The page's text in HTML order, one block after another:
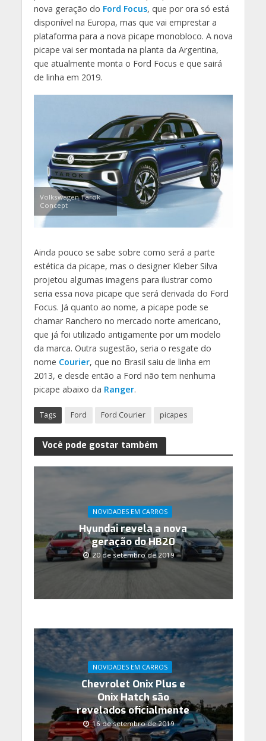
nova geração do Ford Focus, que por ora só está
disponível na Europa, mas que vai emprestar a
plataforma para a nova picape monobloco. A nova
picape vai ser montada na planta da Argentina,
que atualmente monta o Ford Focus e que sairá
de linha em 2019.
Volkswagen Tarok
Concept
Ainda pouco se sabe sobre como será a parte
estética da picape, mas o designer Kleber Silva
projetou algumas imagens para ilustrar como
seria essa nova picape que será derivada do Ford
Focus. Já quanto ao nome, a picape pode se
chamar Ranchero no mercado norte americano,
que já foi utilizado antigamente por um modelo
da marca. Outra sugestão, seria o resgate do
nome Courier, que no Brasil saiu de linha em
2013, e desde então a Ford não tem nenhuma
picape abaixo da Ranger.
Tags Ford Ford Courier picapes
Você pode gostar também
NOVIDADES EM CARROS
Hyundai revela a nova
geração do HB20
20 de setembro de 2019
NOVIDADES EM CARROS
Chevrolet Onix Plus e
Onix Hatch são
revelados oficialmente
16 de setembro de 2019